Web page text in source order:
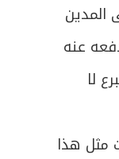
المدين
عنه
لا
مثل هذا